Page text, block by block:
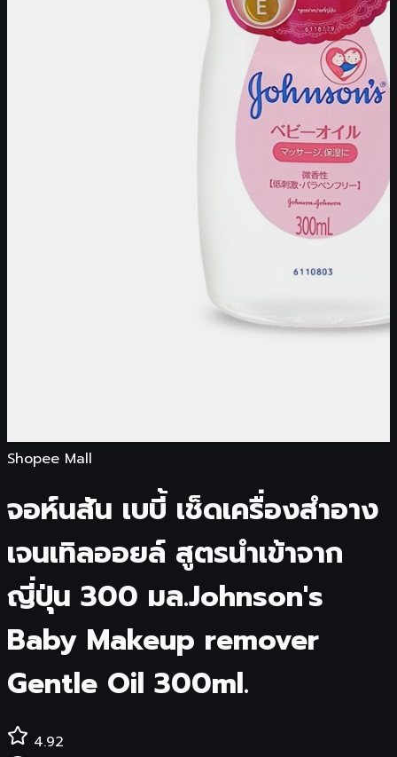
Shopee Mall
จอห์นสัน เบบี้ เช็ดเครื่องสำอาง
เจนเทิลออยล์ สูตรนำเข้าจาก
ญี่ปุ่น 300 มล.Johnson's
Baby Makeup remover
Gentle Oil 300ml.
4.92